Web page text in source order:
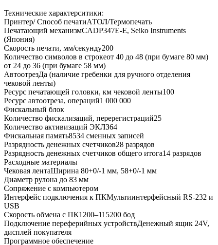
Технические характерситики:
Принтер/ Способ печатиАТОЛ/Термопечать
Печатающий механизмCADP347E-E, Seiko Instruments
(Япония)
Скорость печати, мм/секунду200
Количество символов в строкеот 40 до 48 (при бумаге 80 мм)
от 24 до 36 (при бумаге 58 мм)
АвтоотрезДа (наличие гребенки для ручного отделения
чековой ленты)
Ресурс печатающей головки, км чековой ленты100
Ресурс автоотреза, операций1 000 000
Фискальный блок
Количество фискализаций, перерегистраций25
Количество активизаций ЭКЛЗ64
Фискальная память8534 сменных записей
Разрядность денежных счетчиков28 разрядов
Разрядность денежных счетчиков общего итога14 разрядов
Расходные материалы
Чековая лентаШирина 80+0/-1 мм, 58+0/-1 мм
Диаметр рулона до 83 мм
Сопряжение с компьютером
Интерфейс подключения к ПКМультиинтерфейсный RS-232 и
USB
Скорость обмена с ПК1200–115200 бод
Подключение переферийных устройствДенежный ящик 24V,
дисплей покупателя
Программное обеспечение